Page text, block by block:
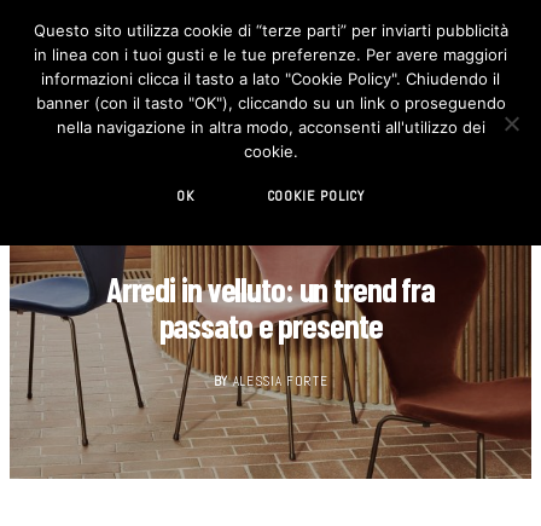
F
c
e
b
o
I
n
s
t
Arredi in velluto: un trend fra
passato e presente
BY ALESSIA FORTE
Questo sito utilizza cookie di “terze parti” per inviarti pubblicità
in linea con i tuoi gusti e le tue preferenze. Per avere maggiori
informazioni clicca il tasto a lato "Cookie Policy". Chiudendo il
banner (con il tasto "OK"), cliccando su un link o proseguendo
nella navigazione in altra modo, acconsenti all'utilizzo dei
cookie.
OK COOKIE POLICY